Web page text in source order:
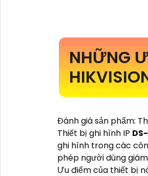
NHỮNG
Đánh giá sản phẩm:
Thiết bị ghi hình IP
ghi hình trong các
phép người dùng
Ưu điểm của thiết bị